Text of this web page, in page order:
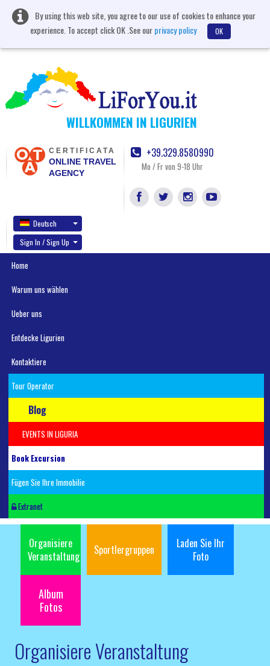
By using this web site, you agree to our use of cookies to enhance your
experience. To accept click OK .See ourprivacy policy OK
WILLKOMMEN IN LIGURIEN
CERTIFICATA
ONLINE TRAVEL
AGENCY
+39.329.8580990
Mo / Fr von 9-18 Uhr
Deutsch
Sign In / Sign Up
Home
Warum uns wählen
Ueber uns
Entdecke Ligurien
Kontaktiere
Tour Operator
Blog
EVENTS IN LIGURIA
Book Excursion
Fügen Sie Ihre Immobilie
Extranet
Organisiere
Veranstaltung
Sportlergruppen
Laden Sie Ihr
Foto
Album
Fotos
Organisiere Veranstaltung